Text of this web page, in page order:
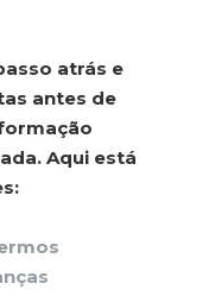
atrás e
antes de
Aqui está